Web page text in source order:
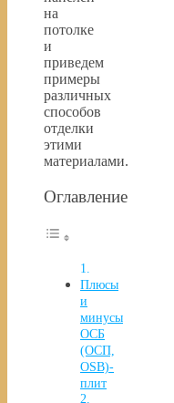
на
потолке
и
приведем
примеры
различных
способов
отделки
этими
материалами.
Оглавление
Плюсы
и
минусы
ОСБ
(ОСП,
OSB)-
плит